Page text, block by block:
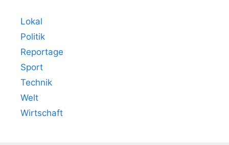
Lokal
Politik
Reportage
Sport
Technik
Welt
Wirtschaft